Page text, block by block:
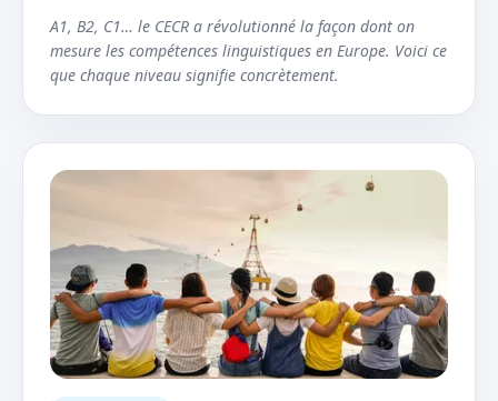
A1, B2, C1… le CECR a révolutionné la façon dont on
mesure les compétences linguistiques en Europe. Voici ce
que chaque niveau signifie concrètement.